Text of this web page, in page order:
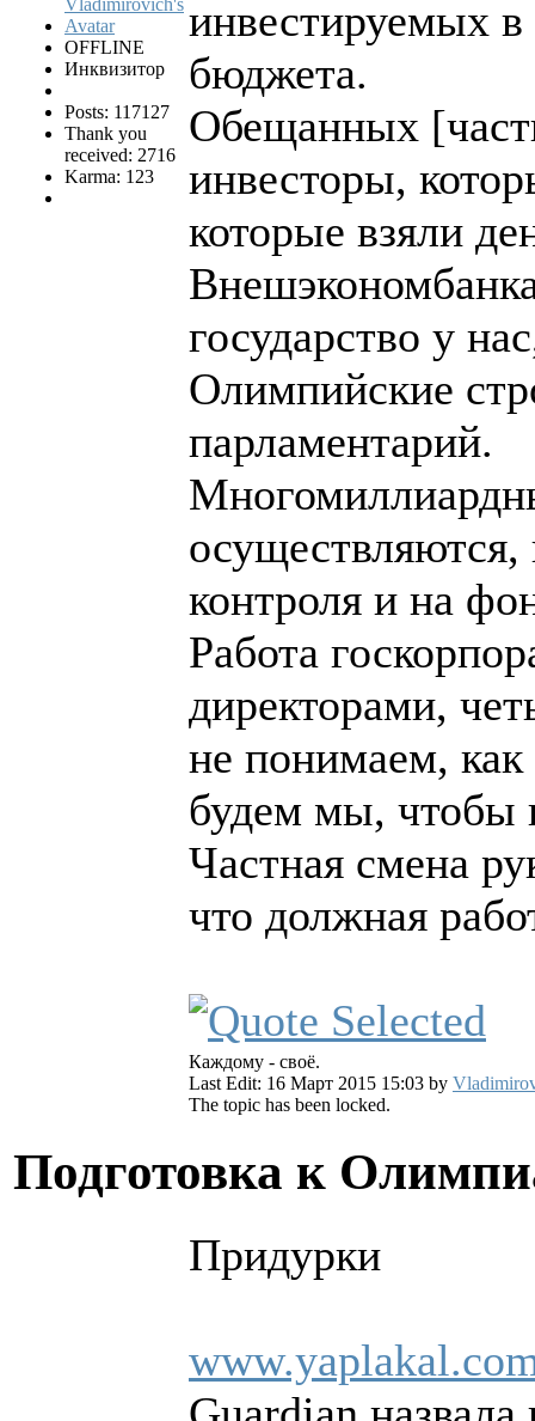
OFFLINE
Инквизитор
Posts: 117127
Thank you
received: 2716
Karma: 123
инвестируемых
бюджета.
Обещанных
инвесторы,
которые взяли
государство у
Олимпийские
парламентарий.
осуществляются,
контроля и на
Работа
директорами,
не понимаем, как
будем мы, чтобы
Частная смена
что должная
Каждому - своё.
Last Edit: 16 Март 2015 15:03 by
The topic has been locked.
Подготовка к
Придурки